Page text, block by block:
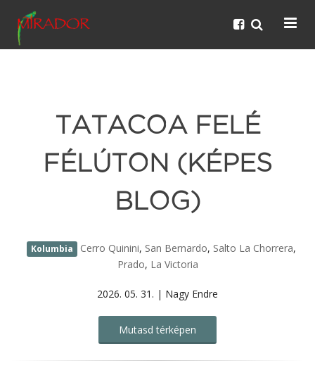
TATACOA FELÉ
FÉLÚTON (KÉPES
BLOG)
Kolumbia Cerro Quinini, San Bernardo, Salto La Chorrera,
Prado, La Victoria
2026. 05. 31. | Nagy Endre
Mutasd térképen